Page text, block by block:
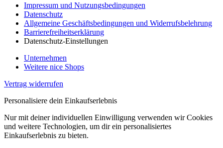
Impressum und Nutzungsbedingungen
Datenschutz
Allgemeine Geschäftsbedingungen und Widerrufsbelehrung
Barrierefreiheitserklärung
Datenschutz-Einstellungen
Unternehmen
Weitere nice Shops
Vertrag widerrufen
Personalisiere dein Einkaufserlebnis
Nur mit deiner individuellen Einwilligung verwenden wir Cookies
und weitere Technologien, um dir ein personalisiertes
Einkaufserlebnis zu bieten.